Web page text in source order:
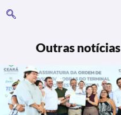
Outras notícias